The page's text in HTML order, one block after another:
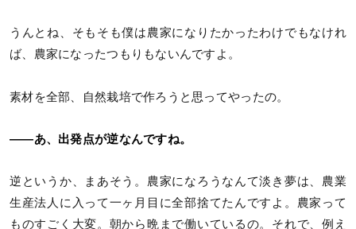
うんとね、そもそも僕は農家になりたかったわけでもなけれ
ば、農家になったつもりもないんですよ。
素材を全部、自然栽培で作ろうと思ってやったの。
――あ、出発点が逆なんですね。
逆というか、まあそう。農家になろうなんて淡き夢は、農業
生産法人に入って一ヶ月目に全部捨てたんですよ。農家って
ものすごく大変。朝から晩まで働いているの。それで、例え